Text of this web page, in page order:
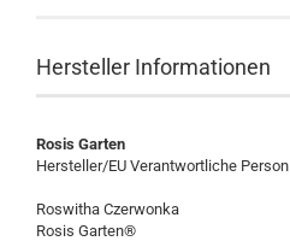
Hersteller Informationen
Rosis Garten
Hersteller/EU Verantwortliche Person
Roswitha Czerwonka
Rosis Garten®